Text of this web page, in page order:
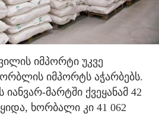
იმპორტი უკვე
იმპორტს აჭარბებს.
მარტში ქვეყანამ 42
ხორბალი კი 41 062